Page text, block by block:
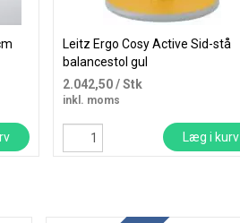
Leitz Ergo Cosy Active Sid-stå
balancestol gul
2.042,50/ Stk
inkl. moms
Læg i kurv